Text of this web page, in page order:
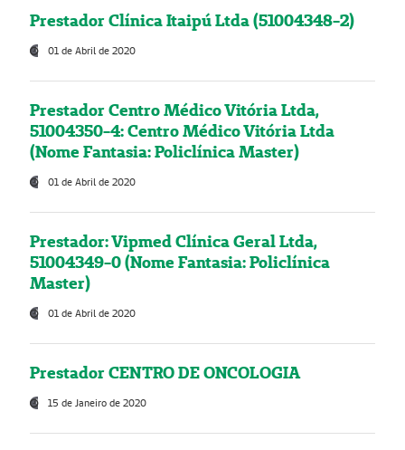
Prestador Clínica Itaipú Ltda (51004348-2)
01 de Abril de 2020
Prestador Centro Médico Vitória Ltda,
51004350-4: Centro Médico Vitória Ltda
(Nome Fantasia: Policlínica Master)
01 de Abril de 2020
Prestador: Vipmed Clínica Geral Ltda,
51004349-0 (Nome Fantasia: Policlínica
Master)
01 de Abril de 2020
Prestador CENTRO DE ONCOLOGIA
15 de Janeiro de 2020